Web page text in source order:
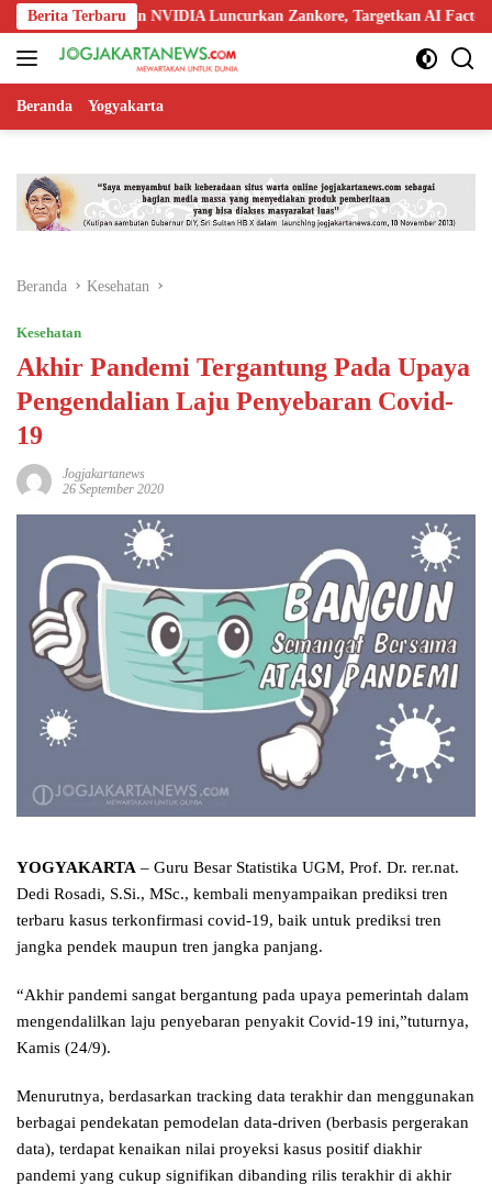
Langsung
ke
konten
Berita Terbaru
Nokia, dan NVIDIA Luncurkan Zankore, Targetkan AI Factory 1 GW
Beranda Yogyakarta
Beranda Kesehatan
Kesehatan
Akhir Pandemi Tergantung Pada Upaya
Pengendalian Laju Penyebaran Covid-
19
Jogjakartanews
26 September 2020
YOGYAKARTA – Guru Besar Statistika UGM, Prof. Dr. rer.nat.
Dedi Rosadi, S.Si., MSc., kembali menyampaikan prediksi tren
terbaru kasus terkonfirmasi covid-19, baik untuk prediksi tren
jangka pendek maupun tren jangka panjang.
“Akhir pandemi sangat bergantung pada upaya pemerintah dalam
mengendalilkan laju penyebaran penyakit Covid-19 ini,”tuturnya,
Kamis (24/9).
Menurutnya, berdasarkan tracking data terakhir dan menggunakan
berbagai pendekatan pemodelan data-driven (berbasis pergerakan
data), terdapat kenaikan nilai proyeksi kasus positif diakhir
pandemi yang cukup signifikan dibanding rilis terakhir di akhir